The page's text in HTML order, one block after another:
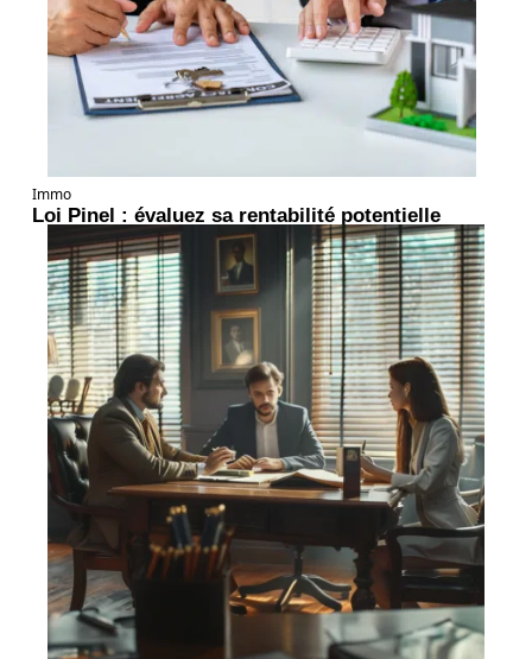
Immo
Loi Pinel : évaluez sa rentabilité potentielle